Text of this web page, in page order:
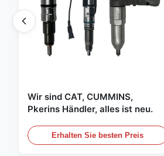
Wir sind CAT, CUMMINS,
Pkerins Händler, alles ist neu.
Erhalten Sie besten Preis